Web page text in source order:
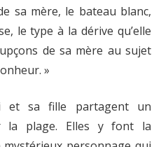
sa mère, le bateau blanc,
le type à la dérive qu’elle
de sa mère au sujet
»
et sa fille partagent un
la plage. Elles y font la